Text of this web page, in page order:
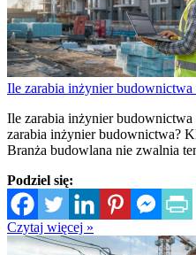
Ile zarabia inżynier
Ile zarabia inżynier
zarabia inżynier budownictwa?
Branża budowlana nie zwalnia
Podziel się:
Czytaj więcej »